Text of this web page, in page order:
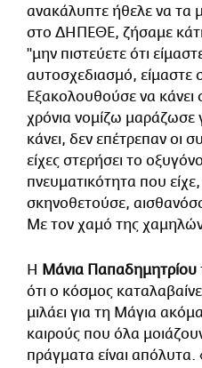
ανακάλυπτε ήθελε να τα
στο ΔΗΠΕΘΕ, ζήσαμε
"μην πιστεύετε ότι
αυτοσχεδιασμό, είμαστε
Εξακολουθούσε να κάνει
χρόνια νομίζω μαράζωσε
κάνει, δεν επέτρεπαν οι
είχες στερήσει το
πνευματικότητα που
σκηνοθετούσε,
Με τον χαμό της
Η Μάνια Παπαδημητρίου
ότι ο κόσμος
μιλάει για τη Μάγια
καιρούς που όλα
πράγματα είναι